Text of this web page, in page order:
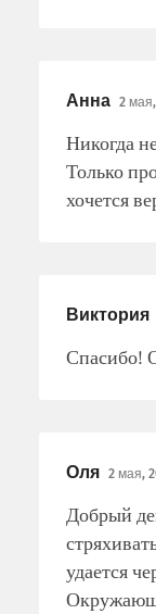
Анна 2
Никогда
Только
хочется
Виктория
Спасибо!
Оля 2 мая,
Добрый
удается